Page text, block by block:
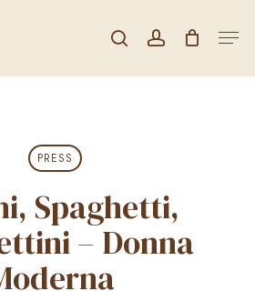
searchaccount
CLOSE
CART
PRESS
Spaghetti,
– Donna